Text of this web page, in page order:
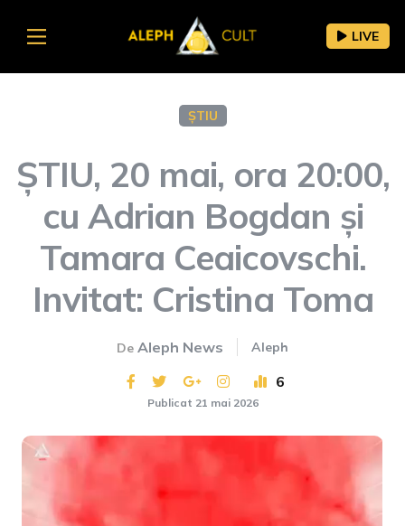
LIVE
ȘTIU
ȘTIU, 20 mai, ora 20:00,
cu Adrian Bogdan și
Tamara Ceaicovschi.
Invitat: Cristina Toma
De Aleph News Aleph
6
Publicat 21 mai 2026